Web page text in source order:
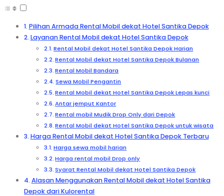
Pilihan Armada Rental Mobil dekat Hotel Santika Depok
Layanan Rental Mobil dekat Hotel Santika Depok
Rental Mobil dekat Hotel Santika Depok Harian
Rental Mobil dekat Hotel Santika Depok Bulanan
Rental Mobil Bandara
Sewa Mobil Pengantin
Rental Mobil dekat Hotel Santika Depok Lepas kunci
Antar jemput Kantor
Rental mobil Mudik Drop Only dari Depok
Rental Mobil dekat Hotel Santika Depok untuk wisata
Harga Rental Mobil dekat Hotel Santika Depok Terbaru
Harga sewa mobil harian
Harga rental mobil Drop only
Syarat Rental Mobil dekat Hotel Santika Depok
Alasan Menggunakan Rental Mobil dekat Hotel Santika
Depok dari Kulorental